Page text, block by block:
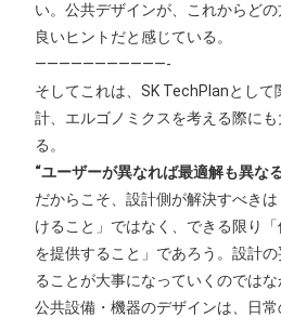
い。公共デザインが、これからど
良いヒントだと感じている。
———————————-
そしてこれは、SK TechPlanとし
計、エルゴノミクスを考える際に
る。
“ユーザーが異なれば最適解も異な
だからこそ、設計側が解決すべき
けること」ではなく、できる限り
を提供すること」であろう。設計
ることが大事になっていくのではな
公共設備・機器のデザインは、日常